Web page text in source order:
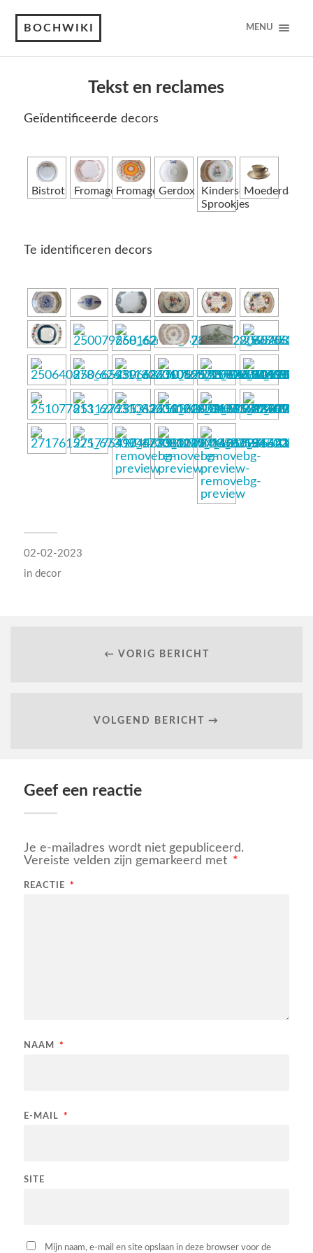
BOCHWIKI MENU
Tekst en reclames
Geïdentificeerde decors
Bistrot FromagesFromagesGerdox
Kinderservies-
Sprookjes
Moederdag
Te identificeren decors
02-02-2023
in decor
← VORIG BERICHT
VOLGEND BERICHT →
Geef een reactie
Je e-mailadres wordt niet gepubliceerd.
Vereiste velden zijn gemarkeerd met *
REACTIE *
NAAM *
E-MAIL *
SITE
Mijn naam, e-mail en site opslaan in deze browser voor de